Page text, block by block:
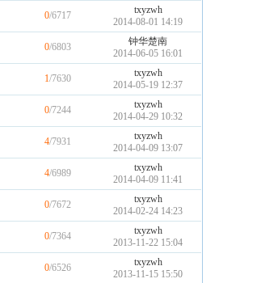
0/6717
txyzwh
2014-08-01 14:19
0/6803
钟华楚南
2014-06-05 16:01
1/7630
txyzwh
2014-05-19 12:37
0/7244
txyzwh
2014-04-29 10:32
4/7931
txyzwh
2014-04-09 13:07
4/6989
txyzwh
2014-04-09 11:41
0/7672
txyzwh
2014-02-24 14:23
0/7364
txyzwh
2013-11-22 15:04
0/6526
txyzwh
2013-11-15 15:50